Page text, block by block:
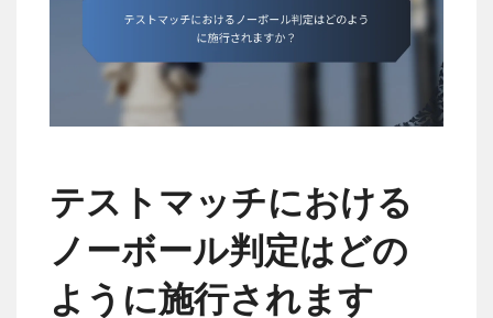
テストマッチにおける
ノーボール判定はどの
ように施行されます